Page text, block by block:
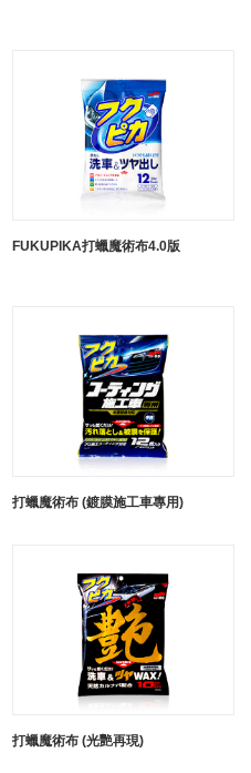
FUKUPIKA打蠟魔術布4.0版
打蠟魔術布 (鍍膜施工車專用)
打蠟魔術布 (光艷再現)